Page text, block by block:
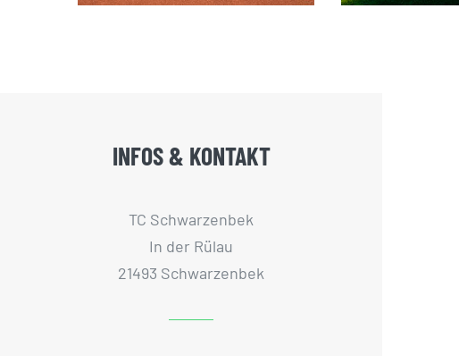
INFOS & KONTAKT
TC Schwarzenbek
In der Rülau
21493 Schwarzenbek